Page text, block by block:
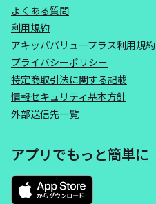
よくある質問
利用規約
アキッパバリュープラス利用規約
プライバシーポリシー
特定商取引法に関する記載
情報セキュリティ基本方針
外部送信先一覧
アプリでもっと簡単に